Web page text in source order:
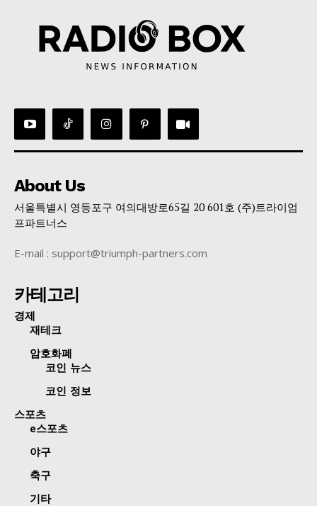
About Us
서울특별시 영등포구 여의대방로65길 20 601호 (주)트라이엄
프파트너스
E-mail : support@triumph-partners.com
카테고리
경제
재테크
암호화폐
코인 뉴스
코인 정보
스포츠
e스포츠
야구
축구
기타